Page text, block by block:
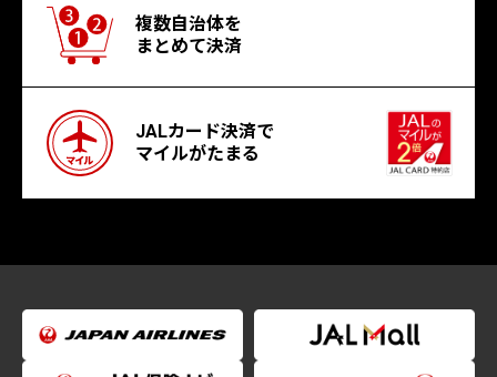
複数自治体を
まとめて決済
JALカード決済で
マイルがたまる